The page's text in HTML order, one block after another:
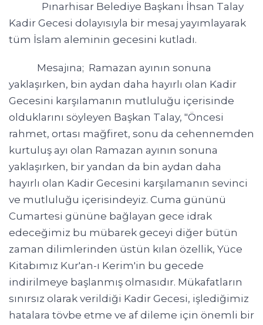
Pınarhisar Belediye Başkanı İhsan Talay
Kadir Gecesi dolayısıyla bir mesaj yayımlayarak
tüm İslam aleminin gecesini kutladı.
Mesajına; Ramazan ayının sonuna
yaklaşırken, bin aydan daha hayırlı olan Kadir
Gecesini karşılamanın mutluluğu içerisinde
olduklarını söyleyen Başkan Talay, "Öncesi
rahmet, ortası mağfiret, sonu da cehennemden
kurtuluş ayı olan Ramazan ayının sonuna
yaklaşırken, bir yandan da bin aydan daha
hayırlı olan Kadir Gecesini karşılamanın sevinci
ve mutluluğu içerisindeyiz. Cuma gününü
Cumartesi gününe bağlayan gece idrak
edeceğimiz bu mübarek geceyi diğer bütün
zaman dilimlerinden üstün kılan özellik, Yüce
Kitabımız Kur'an-ı Kerim'in bu gecede
indirilmeye başlanmış olmasıdır. Mükafatların
sınırsız olarak verildiği Kadir Gecesi, işlediğimiz
hatalara tövbe etme ve af dileme için önemli bir